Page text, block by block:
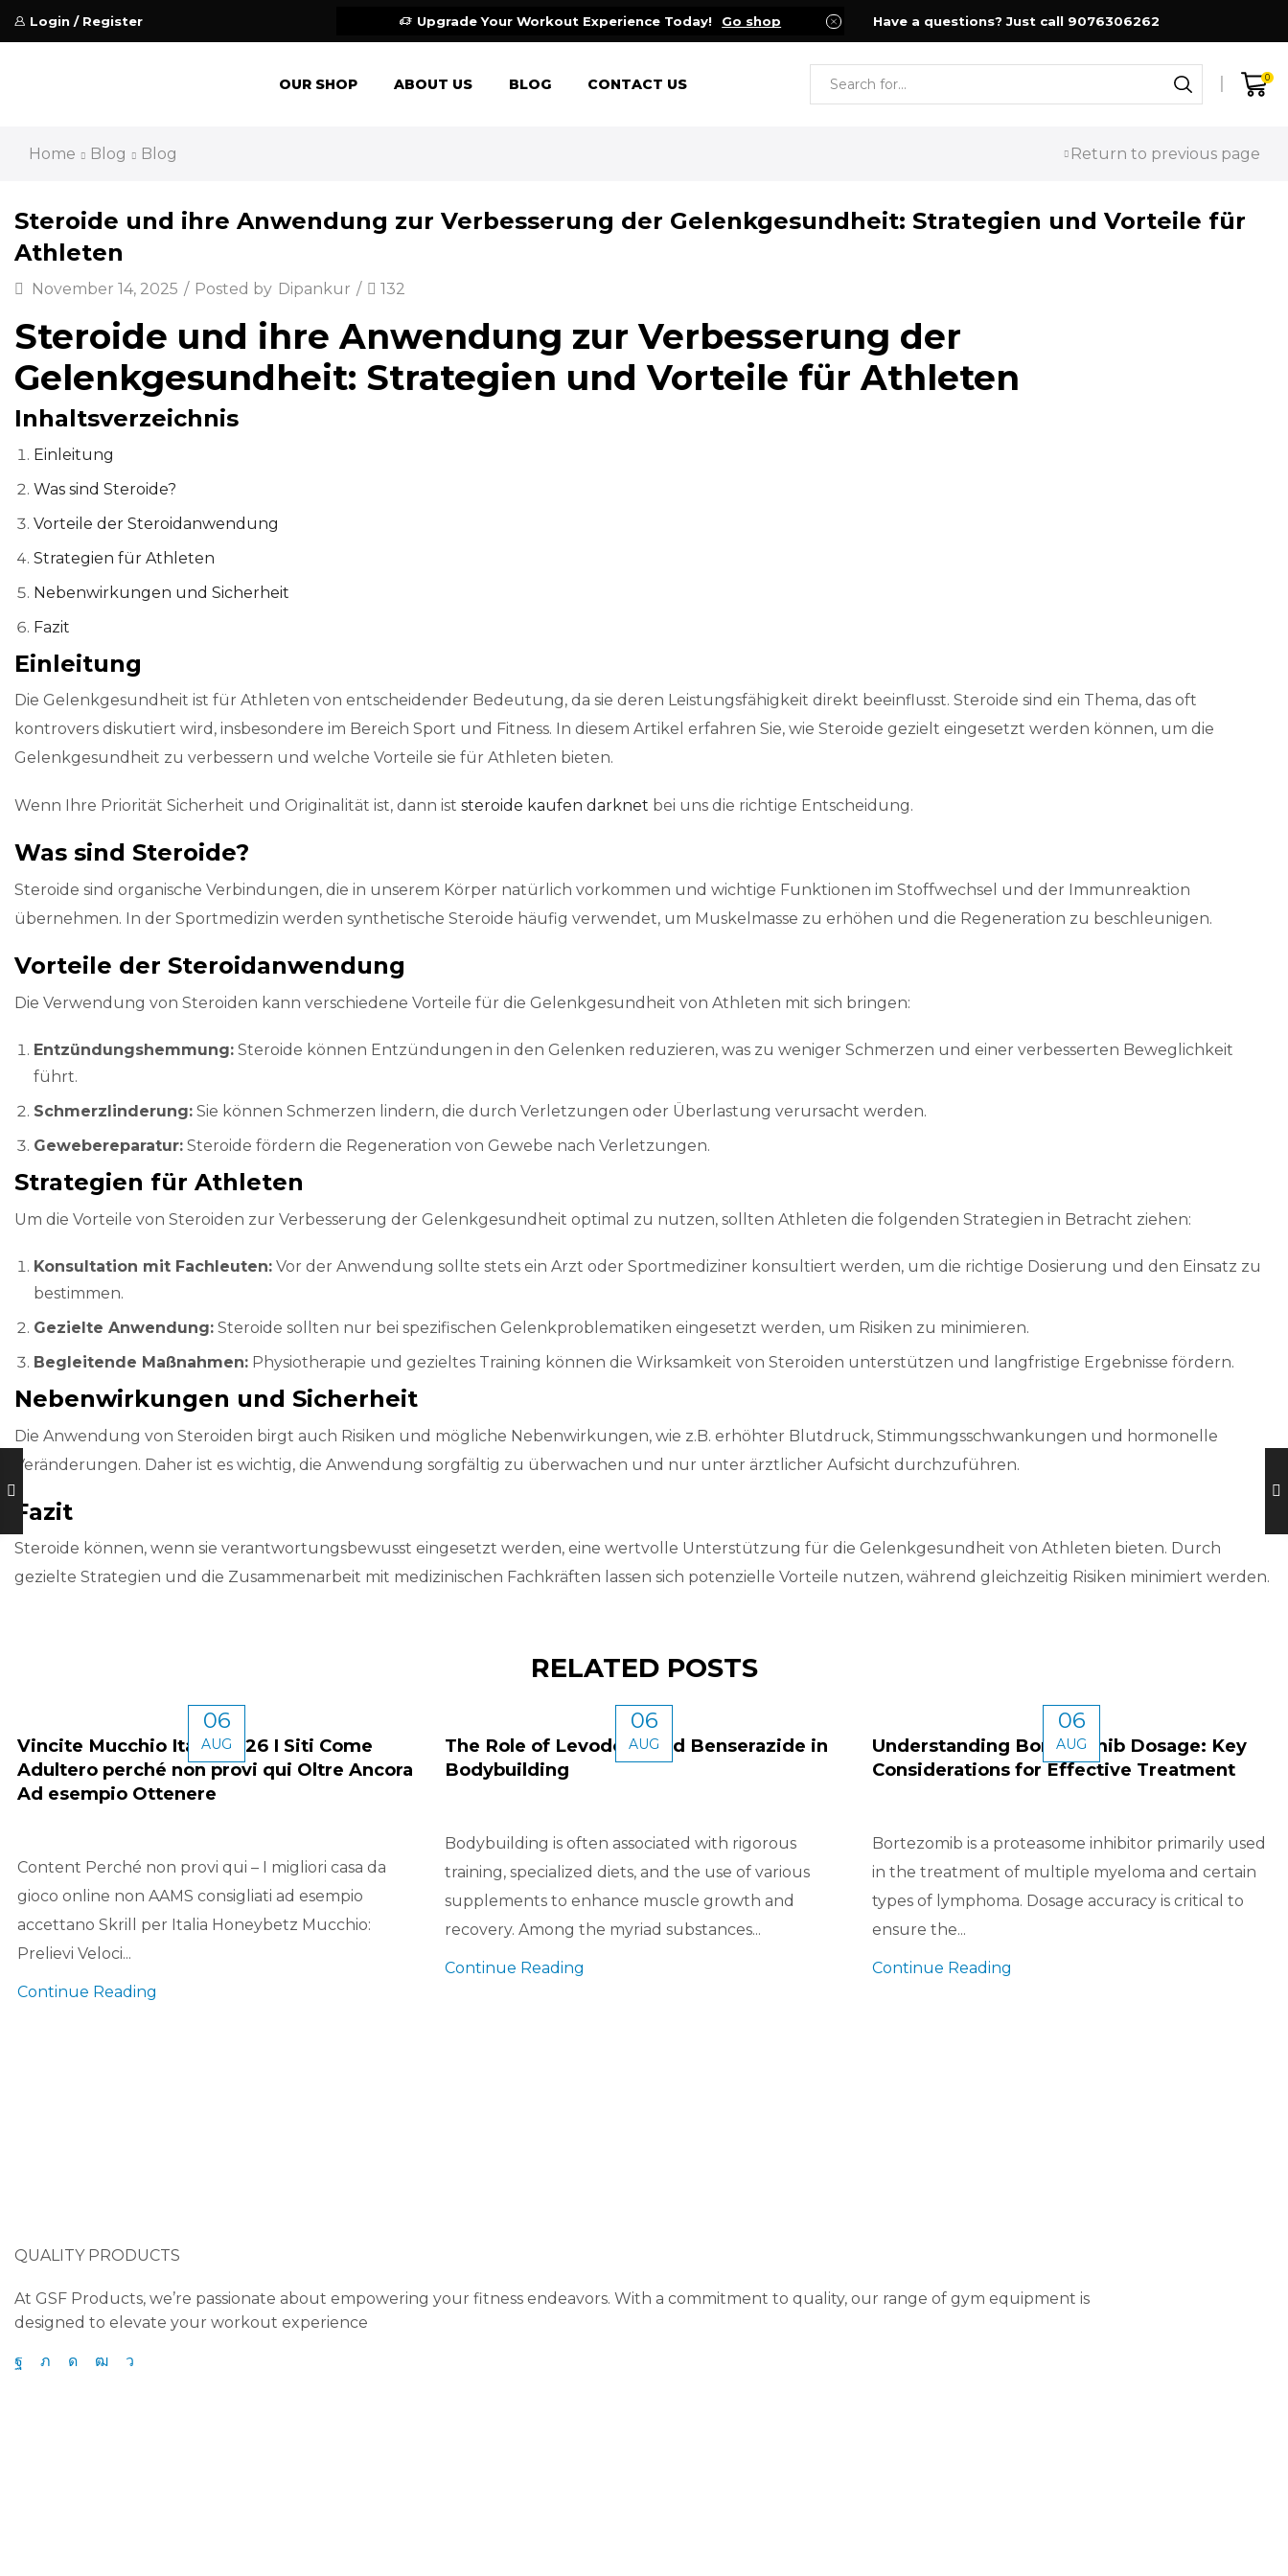
Login / Register Upgrade Your Workout Experience Today! Go shop Have a questions? Just call 9076306262
OUR SHOP ABOUT US BLOG CONTACT US 0
Return to previous page
Home Blog Blog
Steroide und ihre Anwendung zur Verbesserung der Gelenkgesundheit: Strategien und Vorteile für
Athleten
November 14, 2025 / Posted by Dipankur / 132
Steroide und ihre Anwendung zur Verbesserung der
Gelenkgesundheit: Strategien und Vorteile für Athleten
Inhaltsverzeichnis
Einleitung
Was sind Steroide?
Vorteile der Steroidanwendung
Strategien für Athleten
Nebenwirkungen und Sicherheit
Fazit
Einleitung
Die Gelenkgesundheit ist für Athleten von entscheidender Bedeutung, da sie deren Leistungsfähigkeit direkt beeinflusst. Steroide sind ein Thema, das oft
kontrovers diskutiert wird, insbesondere im Bereich Sport und Fitness. In diesem Artikel erfahren Sie, wie Steroide gezielt eingesetzt werden können, um die
Gelenkgesundheit zu verbessern und welche Vorteile sie für Athleten bieten.
Wenn Ihre Priorität Sicherheit und Originalität ist, dann ist steroide kaufen darknet bei uns die richtige Entscheidung.
Was sind Steroide?
Steroide sind organische Verbindungen, die in unserem Körper natürlich vorkommen und wichtige Funktionen im Stoffwechsel und der Immunreaktion
übernehmen. In der Sportmedizin werden synthetische Steroide häufig verwendet, um Muskelmasse zu erhöhen und die Regeneration zu beschleunigen.
Vorteile der Steroidanwendung
Die Verwendung von Steroiden kann verschiedene Vorteile für die Gelenkgesundheit von Athleten mit sich bringen:
Entzündungshemmung: Steroide können Entzündungen in den Gelenken reduzieren, was zu weniger Schmerzen und einer verbesserten Beweglichkeit
führt.
Schmerzlinderung: Sie können Schmerzen lindern, die durch Verletzungen oder Überlastung verursacht werden.
Gewebereparatur: Steroide fördern die Regeneration von Gewebe nach Verletzungen.
Strategien für Athleten
Um die Vorteile von Steroiden zur Verbesserung der Gelenkgesundheit optimal zu nutzen, sollten Athleten die folgenden Strategien in Betracht ziehen:
Konsultation mit Fachleuten: Vor der Anwendung sollte stets ein Arzt oder Sportmediziner konsultiert werden, um die richtige Dosierung und den Einsatz zu
bestimmen.
Gezielte Anwendung: Steroide sollten nur bei spezifischen Gelenkproblematiken eingesetzt werden, um Risiken zu minimieren.
Begleitende Maßnahmen: Physiotherapie und gezieltes Training können die Wirksamkeit von Steroiden unterstützen und langfristige Ergebnisse fördern.
Nebenwirkungen und Sicherheit
Die Anwendung von Steroiden birgt auch Risiken und mögliche Nebenwirkungen, wie z.B. erhöhter Blutdruck, Stimmungsschwankungen und hormonelle
Veränderungen. Daher ist es wichtig, die Anwendung sorgfältig zu überwachen und nur unter ärztlicher Aufsicht durchzuführen.
Fazit
Steroide können, wenn sie verantwortungsbewusst eingesetzt werden, eine wertvolle Unterstützung für die Gelenkgesundheit von Athleten bieten. Durch
gezielte Strategien und die Zusammenarbeit mit medizinischen Fachkräften lassen sich potenzielle Vorteile nutzen, während gleichzeitig Risiken minimiert werden.
RELATED POSTS
06
AUG
Vincite Mucchio Italia 2026 I Siti Come
Adultero perché non provi qui Oltre Ancora
Ad esempio Ottenere
Content Perché non provi qui – I migliori casa da
gioco online non AAMS consigliati ad esempio
accettano Skrill per Italia Honeybetz Mucchio:
Prelievi Veloci...
Continue Reading
06
AUG
The Role of Levodopa and Benserazide in
Bodybuilding
Bodybuilding is often associated with rigorous
training, specialized diets, and the use of various
supplements to enhance muscle growth and
recovery. Among the myriad substances...
Continue Reading
06
AUG
Understanding Bortezomib Dosage: Key
Considerations for Effective Treatment
Bortezomib is a proteasome inhibitor primarily used
in the treatment of multiple myeloma and certain
types of lymphoma. Dosage accuracy is critical to
ensure the...
Continue Reading
QUALITY PRODUCTS
At GSF Products, we’re passionate about empowering your fitness endeavors. With a commitment to quality, our range of gym equipment is
designed to elevate your workout experience
Facebook